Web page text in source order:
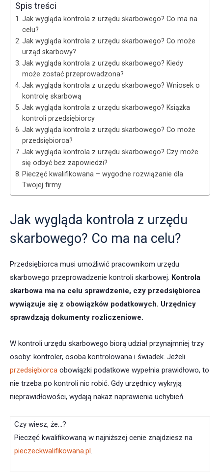
Spis treści
Jak wygląda kontrola z urzędu skarbowego? Co ma na
celu?
Jak wygląda kontrola z urzędu skarbowego? Co może
urząd skarbowy?
Jak wygląda kontrola z urzędu skarbowego? Kiedy
może zostać przeprowadzona?
Jak wygląda kontrola z urzędu skarbowego? Wniosek o
kontrolę skarbową
Jak wygląda kontrola z urzędu skarbowego? Książka
kontroli przedsiębiorcy
Jak wygląda kontrola z urzędu skarbowego? Co może
przedsiębiorca?
Jak wygląda kontrola z urzędu skarbowego? Czy może
się odbyć bez zapowiedzi?
Pieczęć kwalifikowana – wygodne rozwiązanie dla
Twojej firmy
Jak wygląda kontrola z urzędu
skarbowego? Co ma na celu?
Przedsiębiorca musi umożliwić pracownikom urzędu
skarbowego przeprowadzenie kontroli skarbowej. Kontrola
skarbowa ma na celu sprawdzenie, czy przedsiębiorca
wywiązuje się z obowiązków podatkowych. Urzędnicy
sprawdzają dokumenty rozliczeniowe.
W kontroli urzędu skarbowego biorą udział przynajmniej trzy
osoby: kontroler, osoba kontrolowana i świadek. Jeżeli
przedsiębiorca obowiązki podatkowe wypełnia prawidłowo, to
nie trzeba po kontroli nic robić. Gdy urzędnicy wykryją
nieprawidłowości, wydają nakaz naprawienia uchybień.
Czy wiesz, że…?
Pieczęć kwalifikowaną w najniższej cenie znajdziesz na
pieczeckwalifikowana.pl .